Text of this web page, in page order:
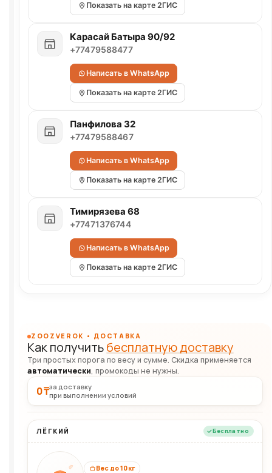
Показать на карте 2ГИС
Карасай Батыра 90/92
+77479588477
Написать в WhatsApp
Показать на карте 2ГИС
Панфилова 32
+77479588467
Написать в WhatsApp
Показать на карте 2ГИС
Тимирязева 68
+77471376744
Написать в WhatsApp
Показать на карте 2ГИС
ZOOZVEROK • ДОСТАВКА
Как получитьбесплатную доставку
Три простых порога по весу и сумме. Скидка применяется
автоматически, промокоды не нужны.
0 ₸за доставку
при выполнении условий
ЛЁГКИЙ Бесплатно
Вес до 10 кг